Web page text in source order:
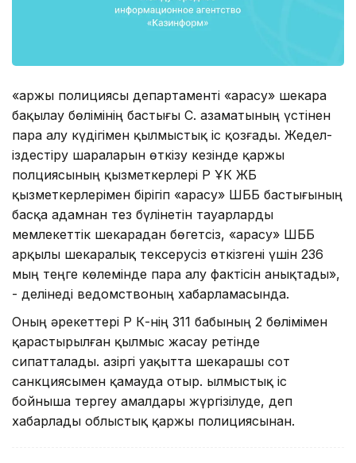
«Қаржы полициясы департаменті «Қарасу» шекара
бақылау бөлімінің бастығы С. азаматының үстінен
пара алу күдігімен қылмыстық іс қозғады. Жедел-
іздестіру шараларын өткізу кезінде қаржы
полциясының қызметкерлері ҚР ҰҚК ЖҚБ
қызметкерлерімен бірігіп «Қарасу» ШББ бастығының
басқа адамнан тез бүлінетін тауарларды
мемлекеттік шекарадан бөгетсіз, «Қарасу» ШББ
арқылы шекаралық тексерусіз өткізгені үшін 236
мың теңге көлемінде пара алу фактісін анықтады»,
- делінеді ведомствоның хабарламасында.
Оның әрекеттері ҚР ҚК-нің 311 бабының 2 бөлімімен
қарастырылған қылмыс жасау ретінде
сипатталады. Қазіргі уақытта шекарашы сот
санкциясымен қамауда отыр. Қылмыстық іс
бойныша тергеу амалдары жүргізілуде, деп
хабарлады облыстық қаржы полициясынан.